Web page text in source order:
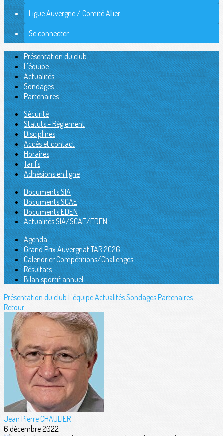
Ligue Auvergne / Comité Allier
Se connecter
Présentation du club
L'équipe
Actualités
Sondages
Partenaires
Sécurité
Statuts - Réglement
Disciplines
Accès et contact
Horaires
Tarifs
Adhésions en ligne
Documents SIA
Documents SCAE
Documents EDEN
Actualités SIA/SCAE/EDEN
Agenda
Grand Prix Auvergnat TAR 2026
Calendrier Compétitions/Challenges
Résultats
Bilan sportif annuel
Présentation du club L'équipeActualitésSondagesPartenaires
Retour
Jean Pierre CHAULIER
6 décembre 2022